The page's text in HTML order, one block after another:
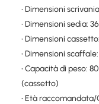
• Dimensioni
• Dimensioni sedia:
• Dimensioni
• Dimensioni
• Capacità di peso:
(cassetto)
• Età